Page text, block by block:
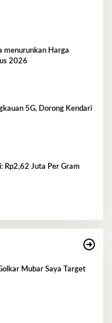
menurunkan Harga
2026
5G, Dorong Kendari
Rp2,62 Juta Per Gram
Mubar Saya Target